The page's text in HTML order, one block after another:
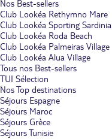
Nos Best-sellers
Club Lookéa Rethymno Mare
Club Lookéa Sporting Sardinia
Club Lookéa Roda Beach
Club Lookéa Palmeiras Village
Club Lookéa Alua Village
Tous nos Best-sellers
TUI Sélection
Nos Top destinations
Séjours Espagne
Séjours Maroc
Séjours Grèce
Séjours Tunisie